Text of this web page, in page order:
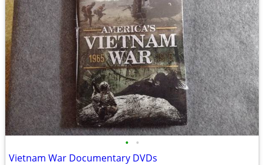
• •
Vietnam War Documentary DVDs